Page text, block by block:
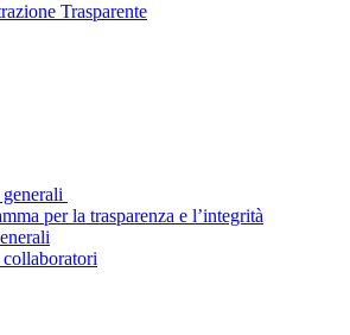
Trasparente
per la trasparenza e l’integrità